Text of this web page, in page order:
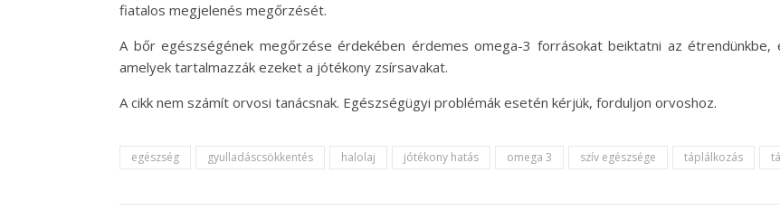
fiatalos megjelenés megőrzését.
A bőr egészségének megőrzése érdekében érdemes omega-3 forrásokat beiktatni az
amelyek tartalmazzák ezeket a jótékony zsírsavakat.
A cikk nem számít orvosi tanácsnak. Egészségügyi problémák esetén kérjük, forduljon orvoshoz.
egészség gyulladáscsökkentés halolaj jótékony hatás omega 3 szív egészsége táplálkozás